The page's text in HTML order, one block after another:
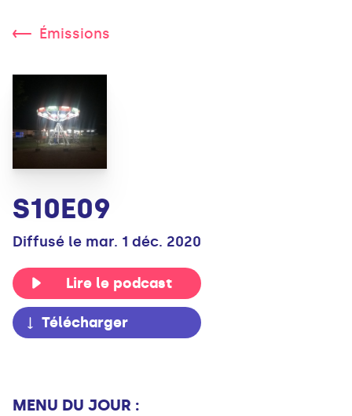
Émissions
S10E09
Diffusé le mar. 1 déc. 2020
Lire le podcast
Télécharger
MENU DU JOUR :